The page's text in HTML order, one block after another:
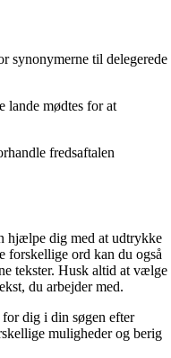
synonymerne til delegerede
lande mødtes for at
fredsaftalen
hjælpe dig med at udtrykke
forskellige ord kan du også
tekster. Husk altid at vælge
du arbejder med.
dig i din søgen efter
muligheder og berig